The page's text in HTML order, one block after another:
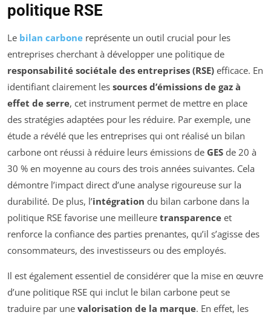
politique RSE
Le bilan carbone représente un outil crucial pour les
entreprises cherchant à développer une politique de
responsabilité sociétale des entreprises (RSE) efficace. En
identifiant clairement les sources d’émissions de gaz à
effet de serre, cet instrument permet de mettre en place
des stratégies adaptées pour les réduire. Par exemple, une
étude a révélé que les entreprises qui ont réalisé un bilan
carbone ont réussi à réduire leurs émissions de GES de 20 à
30 % en moyenne au cours des trois années suivantes. Cela
démontre l’impact direct d’une analyse rigoureuse sur la
durabilité. De plus, l’intégration du bilan carbone dans la
politique RSE favorise une meilleure transparence et
renforce la confiance des parties prenantes, qu’il s’agisse des
consommateurs, des investisseurs ou des employés.
Il est également essentiel de considérer que la mise en œuvre
d’une politique RSE qui inclut le bilan carbone peut se
traduire par une valorisation de la marque. En effet, les